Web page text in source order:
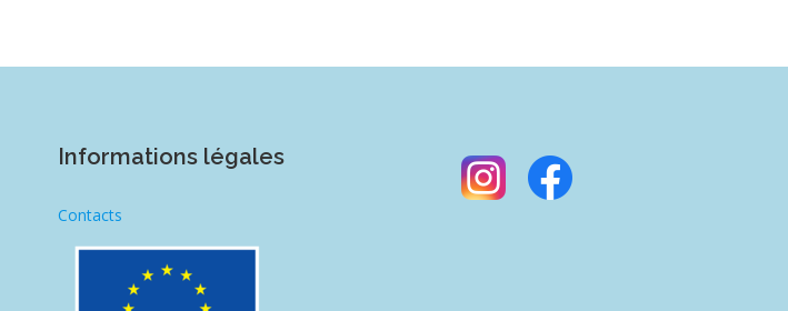
Informations légales
Contacts